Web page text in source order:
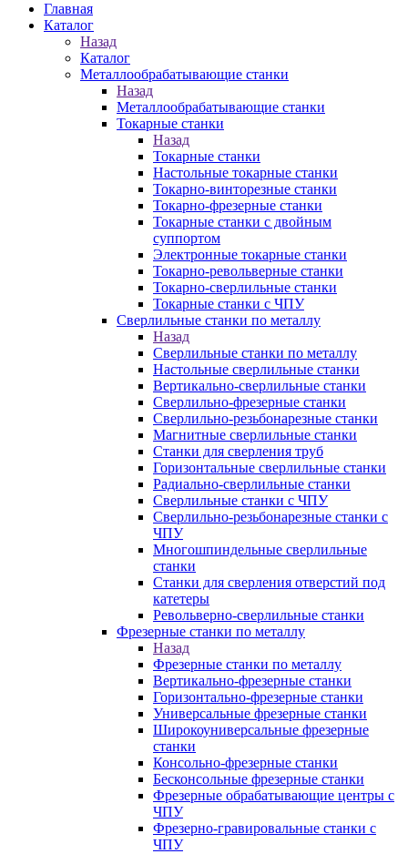
Главная
Каталог
Назад
Каталог
Металлообрабатывающие станки
Назад
Металлообрабатывающие станки
Токарные станки
Назад
Токарные станки
Настольные токарные станки
Токарно-винторезные станки
Токарно-фрезерные станки
Токарные станки с двойным
суппортом
Электронные токарные станки
Токарно-револьверные станки
Токарно-сверлильные станки
Токарные станки с ЧПУ
Сверлильные станки по металлу
Назад
Сверлильные станки по металлу
Настольные сверлильные станки
Вертикально-сверлильные станки
Сверлильно-фрезерные станки
Сверлильно-резьбонарезные станки
Магнитные сверлильные станки
Станки для сверления труб
Горизонтальные сверлильные станки
Радиально-сверлильные станки
Сверлильные станки с ЧПУ
Сверлильно-резьбонарезные станки с
ЧПУ
Многошпиндельные сверлильные
станки
Станки для сверления отверстий под
катетеры
Револьверно-сверлильные станки
Фрезерные станки по металлу
Назад
Фрезерные станки по металлу
Вертикально-фрезерные станки
Горизонтально-фрезерные станки
Универсальные фрезерные станки
Широкоуниверсальные фрезерные
станки
Консольно-фрезерные станки
Бесконсольные фрезерные станки
Фрезерные обрабатывающие центры с
ЧПУ
Фрезерно-гравировальные станки с
ЧПУ